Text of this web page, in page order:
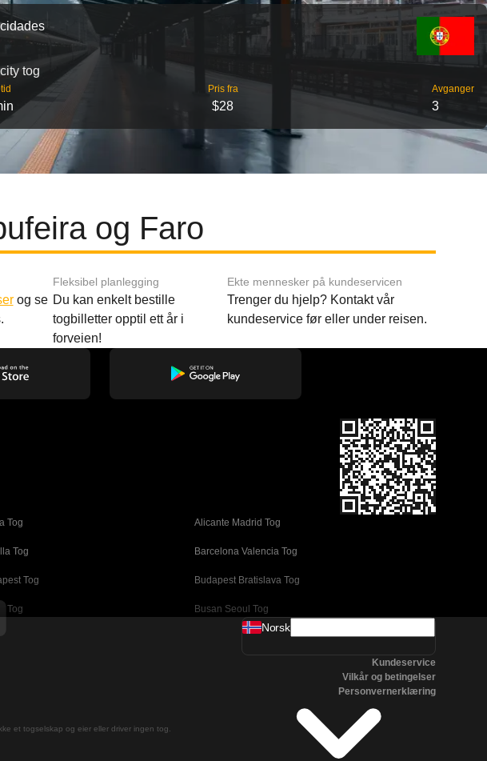
tog
Pris fra
$28
Avganger
3
og Faro
og se
Fleksibel planlegging
Du kan enkelt bestille
togbilletter opptil ett år i
forveien!
Ekte mennesker på kundeservicen
Trenger du hjelp? Kontakt vår
kundeservice før eller under reisen.
Tog Alicante Madrid Tog
Tog Barcelona Valencia Tog
Tog Budapest Bratislava Tog
Tog Busan Seoul Tog
et togselskap og eier eller driver ingen tog.
Norsk
Kundeservice
Vilkår og betingelser
Personvernerklæring